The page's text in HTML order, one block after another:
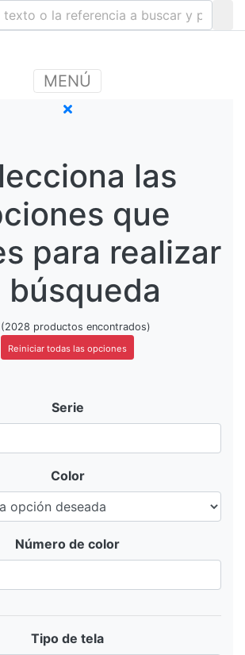
MENÚ
las
que
para realizar
búsqueda
(2028 productos encontrados)
Reiniciar todas las opciones
Serie
Color
Número de color
Tipo de tela